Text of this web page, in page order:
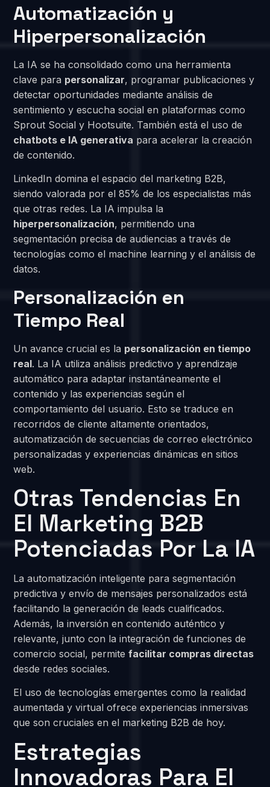
Automatización y
Hiperpersonalización
La IA se ha consolidado como una herramienta
clave para personalizar, programar publicaciones y
detectar oportunidades mediante análisis de
sentimiento y escucha social en plataformas como
Sprout Social y Hootsuite. También está el uso de
chatbots e IA generativa para acelerar la creación
de contenido.
LinkedIn domina el espacio del marketing B2B,
siendo valorada por el 85% de los especialistas más
que otras redes. La IA impulsa la
hiperpersonalización, permitiendo una
segmentación precisa de audiencias a través de
tecnologías como el machine learning y el análisis de
datos.
Personalización en
Tiempo Real
Un avance crucial es la personalización en tiempo
real. La IA utiliza análisis predictivo y aprendizaje
automático para adaptar instantáneamente el
contenido y las experiencias según el
comportamiento del usuario. Esto se traduce en
recorridos de cliente altamente orientados,
automatización de secuencias de correo electrónico
personalizadas y experiencias dinámicas en sitios
web.
Otras Tendencias En
El Marketing B2B
Potenciadas Por La IA
La automatización inteligente para segmentación
predictiva y envío de mensajes personalizados está
facilitando la generación de leads cualificados.
Además, la inversión en contenido auténtico y
relevante, junto con la integración de funciones de
comercio social, permitefacilitar compras directas
desde redes sociales.
El uso de tecnologías emergentes como la realidad
aumentada y virtual ofrece experiencias inmersivas
que son cruciales en el marketing B2B de hoy.
Estrategias
Innovadoras Para El